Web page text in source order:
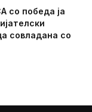
со победа ја
совладана со